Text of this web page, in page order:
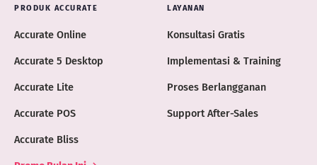
PRODUK ACCURATE
Accurate Online
Accurate 5 Desktop
Accurate Lite
Accurate POS
Accurate Bliss
LAYANAN
Konsultasi Gratis
Implementasi & Training
Proses Berlangganan
Support After-Sales